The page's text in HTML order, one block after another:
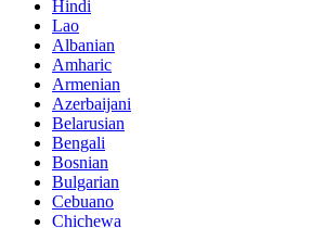
Hindi
Lao
Albanian
Amharic
Armenian
Azerbaijani
Belarusian
Bengali
Bosnian
Bulgarian
Cebuano
Chichewa